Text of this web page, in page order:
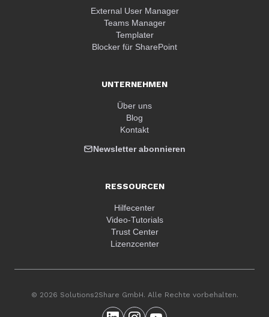
External User Manager
Teams Manager
Templater
Blocker für SharePoint
UNTERNEHMEN
Über uns
Blog
Kontakt
Newsletter abonnieren
RESSOURCEN
Hilfecenter
Video-Tutorials
Trust Center
Lizenzcenter
© 2026 Solutions2Share GmbH. Alle Rechte vorbehalten.